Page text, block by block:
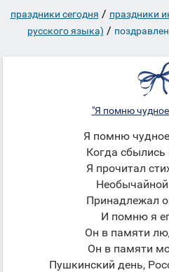
праздники сегодня / праздники
русского языка) /
"Я помню
Я помню
Когда
Я прочитал
Принадлежал
И помню я
Он в памяти
Он в памяти
Пушкинский день,